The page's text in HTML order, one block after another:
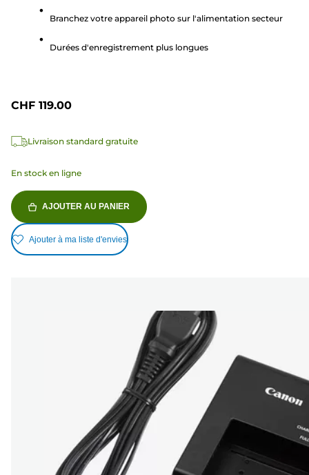
étoiles.
Branchez votre appareil photo sur l'alimentation secteur
Durées d'enregistrement plus longues
CHF 119.00
Livraison standard gratuite
En stock en ligne
AJOUTER AU PANIER
Ajouter à ma liste d'envies